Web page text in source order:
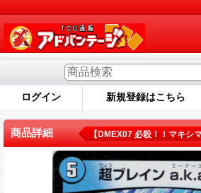
ログイン 新規登録はこちら
商品詳細 【DMEX07 必殺！！マキシ